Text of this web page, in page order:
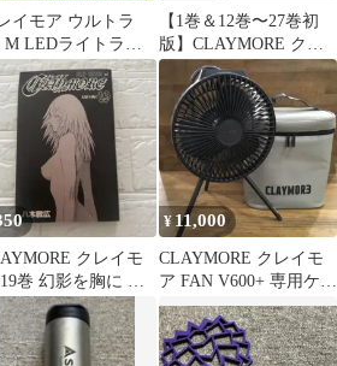
イモア ウルトラ
M LEDライトラン
CLC-1400 BK
【1巻＆12巻〜27巻初
版】CLAYMORE クレ
イモア 全巻セット
クレイモ
巻 幻影を胸に 八
広【ジャンプコミ
ス】
¥ 11,000
CLAYMORE クレイモ
ア FAN V600+ 専用ケー
ス付き